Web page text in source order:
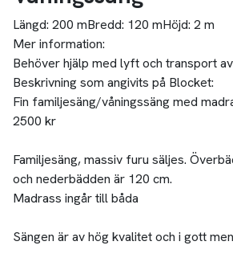
Längd: 200 mBredd: 120 mHöjd: 2 m
Mer information:
Behöver hjälp med lyft och transport
Beskrivning som angivits på Blocket:
Fin familjesäng/våningssäng med
2500 kr
Familjesäng, massiv furu säljes.
och nederbädden är 120 cm.
Madrass ingår till båda
Sängen är av hög kvalitet och i gott